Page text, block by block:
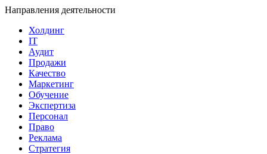
Направления деятельности
Холдинг
IT
Аудит
Продажи
Качество
Маркетинг
Обучение
Экспертиза
Персонал
Право
Реклама
Стратегия